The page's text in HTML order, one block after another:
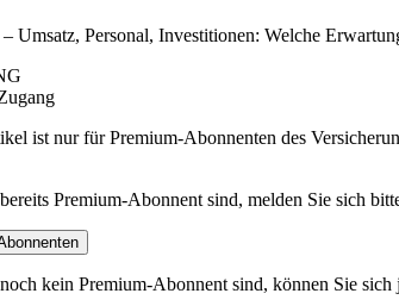
Umsatz, Personal, Investitionen: Welche
ist nur für Premium-Abonnenten des
Premium-Abonnent sind, melden Sie sich
kein Premium-Abonnent sind, können Sie sich